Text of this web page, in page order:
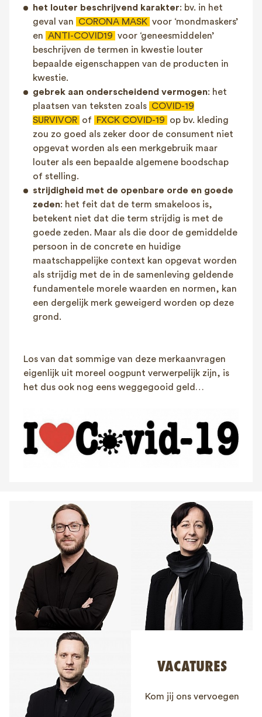
het louter beschrijvend karakter: bv. in het
geval van
CORONA MASK voor ‘mondmaskers’
en ANTI-COVID19 voor ‘geneesmiddelen’
beschrijven de termen in kwestie louter
bepaalde eigenschappen van de producten in
kwestie.
gebrek aan onderscheidend vermogen: het
plaatsen van teksten zoals COVID-19
SURVIVOR of FXCK COVID-19
op bv. kleding
zou zo goed als zeker door de consument niet
opgevat worden als een merkgebruik maar
louter als een bepaalde algemene boodschap
of stelling.
strijdigheid met de openbare orde en goede
zeden: het feit dat de term smakeloos is,
betekent niet dat die term strijdig is met de
goede zeden. Maar als die door de gemiddelde
persoon in de concrete en huidige
maatschappelijke context kan opgevat worden
als strijdig met de in de samenleving geldende
fundamentele morele waarden en normen, kan
een dergelijk merk geweigerd worden op deze
grond.
Los van dat sommige van deze merkaanvragen
eigenlijk uit moreel oogpunt verwerpelijk zijn, is
het dus ook nog eens weggegooid geld…
VACATURES
Kom jij ons vervoegen